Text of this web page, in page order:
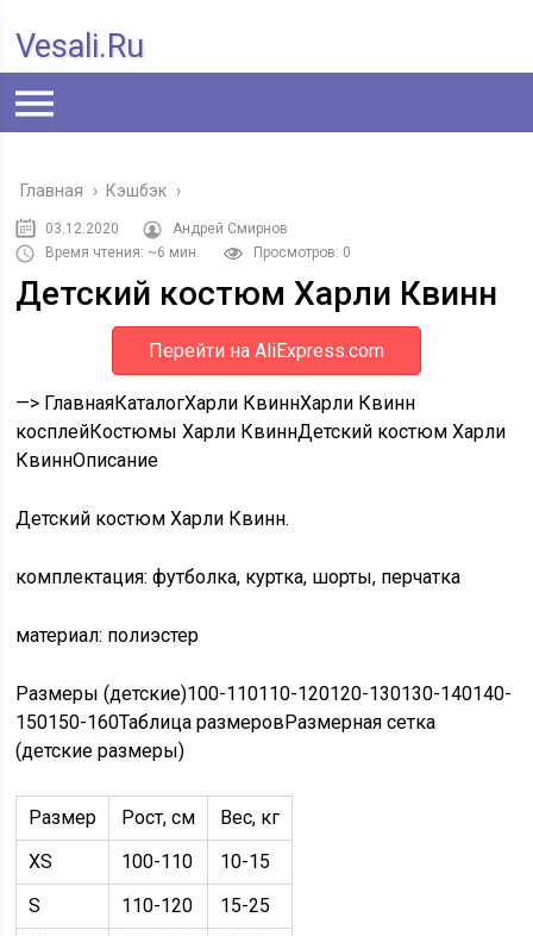
Vesali.ru
Главная › Кэшбэк ›
03.12.2020
Андрей Смирнов
Время чтения: ~6 мин.
Просмотров: 0
Детский костюм Харли Квинн
Перейти на AliExpress.com
—> ГлавнаяКаталогХарли КвиннХарли Квинн
косплейКостюмы Харли КвиннДетский костюм Харли
КвиннОписание
Детский костюм Харли Квинн.
комплектация: футболка, куртка, шорты, перчатка
материал: полиэстер
Размеры (детские)100-110110-120120-130130-140140-
150150-160Таблица размеровРазмерная сетка
(детские размеры)
Размер Рост, см
Вес, кг
XS
100-110
10-15
S
110-120
15-25